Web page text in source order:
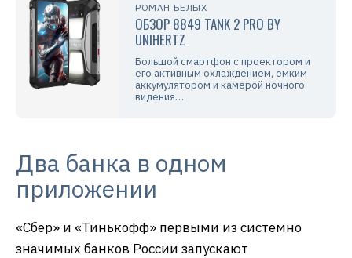
РОМАН БЕЛЫХ
ОБЗОР 8849 TANK 2 PRO BY
UNIHERTZ
Большой смартфон с проектором и
его активным охлаждением, емким
аккумулятором и камерой ночного
видения…
Два банка в одном
приложении
«Сбер» и «Тинькофф» первыми из системно
значимых банков России запускают